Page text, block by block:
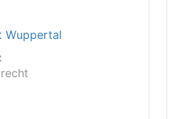
Wuppertal